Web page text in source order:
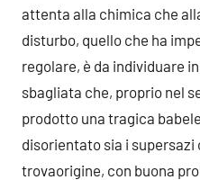
attenta alla chimica che
disturbo, quello che ha
regolare, è da individuare
sbagliata che, proprio nel
prodotto una tragica
disorientato sia i
trovaorigine, con buona